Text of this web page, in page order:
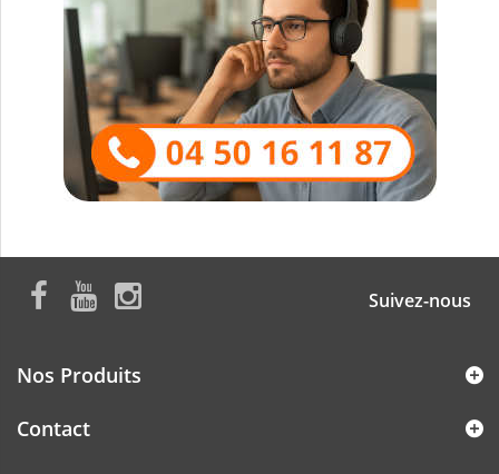
Suivez-nous
Nos Produits
Contact